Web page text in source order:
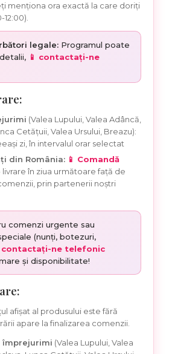
menționa ora exactă la care doriți
12:00).
legale: Programul poate
📱 contactați-ne
(Valea Lupului, Valea Adâncă,
Cetățuii, Valea Ursului, Breazu):
zi, în intervalul orar selectat
din România: 📱 Comandă
livrare în ziua următoare față de
prin partenerii noștri
comenzi urgente sau
(nunți, botezuri,
contactați-ne telefonic
și disponibilitate!
afișat al produsului este fără
apare la finalizarea comenzii.
împrejurimi (Valea Lupului, Valea